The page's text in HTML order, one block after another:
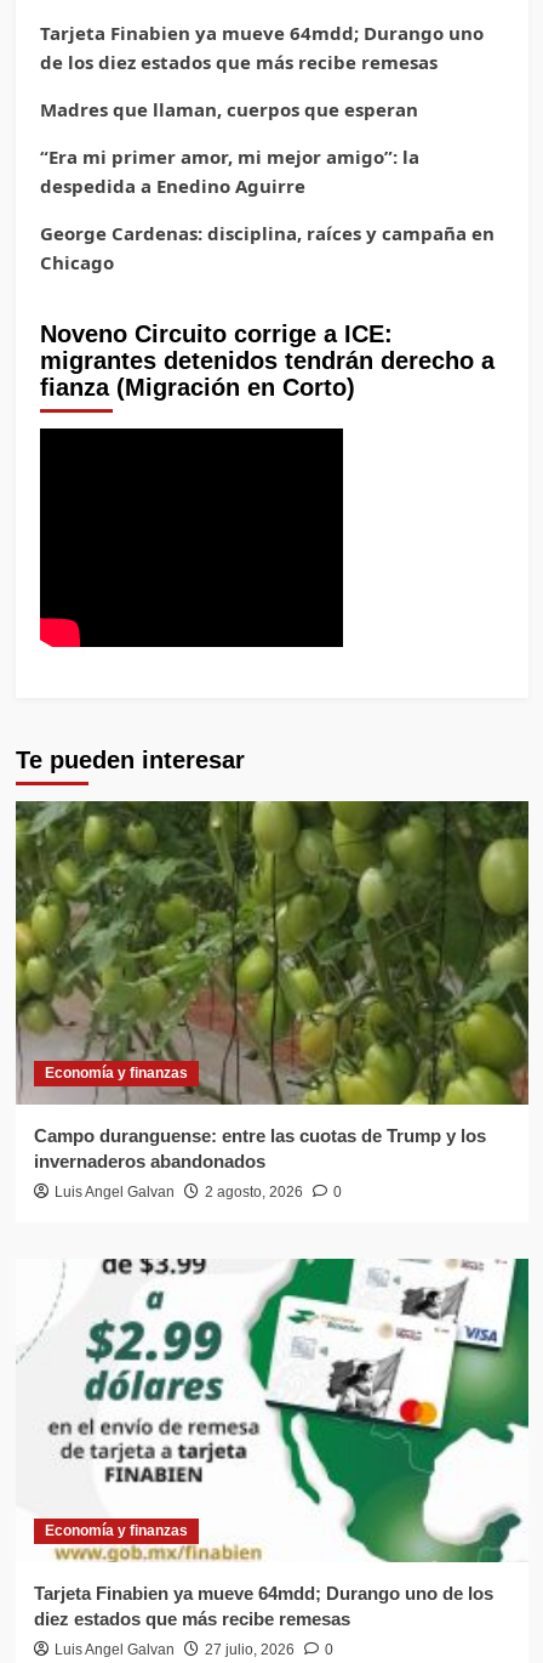
Tarjeta Finabien ya mueve 64mdd; Durango uno
de los diez estados que más recibe remesas
Madres que llaman, cuerpos que esperan
“Era mi primer amor, mi mejor amigo”: la
despedida a Enedino Aguirre
George Cardenas: disciplina, raíces y campaña en
Chicago
Noveno Circuito corrige a ICE:
migrantes detenidos tendrán derecho a
fianza (Migración en Corto)
Te pueden interesar
Economía y finanzas
Campo duranguense: entre las cuotas de Trump y los
invernaderos abandonados
Luis Angel Galvan 2 agosto, 2026 0
Economía y finanzas
Tarjeta Finabien ya mueve 64mdd; Durango uno de los
diez estados que más recibe remesas
Luis Angel Galvan 27 julio, 2026 0